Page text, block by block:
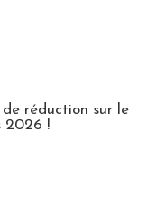
de réduction sur le
2026 !